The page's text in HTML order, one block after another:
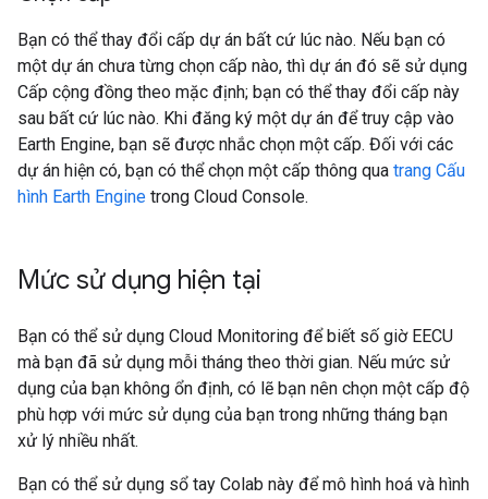
Bạn có thể thay đổi cấp dự án bất cứ lúc nào. Nếu bạn có
một dự án chưa từng chọn cấp nào, thì dự án đó sẽ sử dụng
Cấp cộng đồng theo mặc định; bạn có thể thay đổi cấp này
sau bất cứ lúc nào. Khi đăng ký một dự án để truy cập vào
Earth Engine, bạn sẽ được nhắc chọn một cấp. Đối với các
dự án hiện có, bạn có thể chọn một cấp thông qua trang Cấu
hình Earth Engine trong Cloud Console.
Mức sử dụng hiện tại
Bạn có thể sử dụng Cloud Monitoring để biết số giờ EECU
mà bạn đã sử dụng mỗi tháng theo thời gian. Nếu mức sử
dụng của bạn không ổn định, có lẽ bạn nên chọn một cấp độ
phù hợp với mức sử dụng của bạn trong những tháng bạn
xử lý nhiều nhất.
Bạn có thể sử dụng sổ tay Colab này để mô hình hoá và hình